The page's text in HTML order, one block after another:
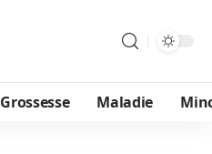
Grossesse Maladie